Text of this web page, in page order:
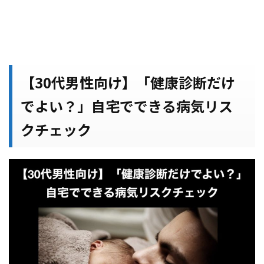
【30代男性向け】「健康診断だけ
でよい？」自宅でできる病気リス
クチェック